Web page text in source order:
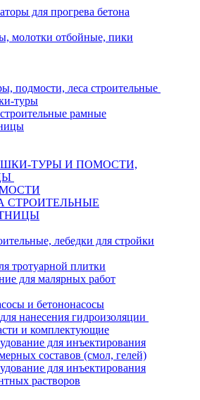
для прогрева бетона
молотки отбойные, пики
подмости, леса строительные
туры
рамные
ТУРЫ И ПОМОСТИ,
СТРОИТЕЛЬНЫЕ
лебедки для стройки
плитки
для малярных работ
и бетононасосы
нанесения гидроизоляции
и комплектующие
для инъектирования
составов (смол, гелей)
для инъектирования
растворов